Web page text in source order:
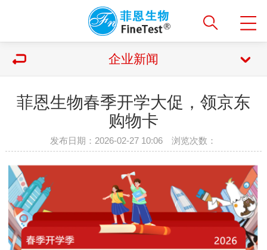
企业新闻
菲恩生物春季开学大促，领京东
购物卡
发布日期：2026-02-27 10:06 浏览次数：